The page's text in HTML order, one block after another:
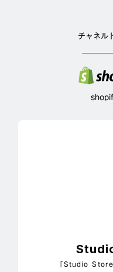
チャネル
「Studio Store